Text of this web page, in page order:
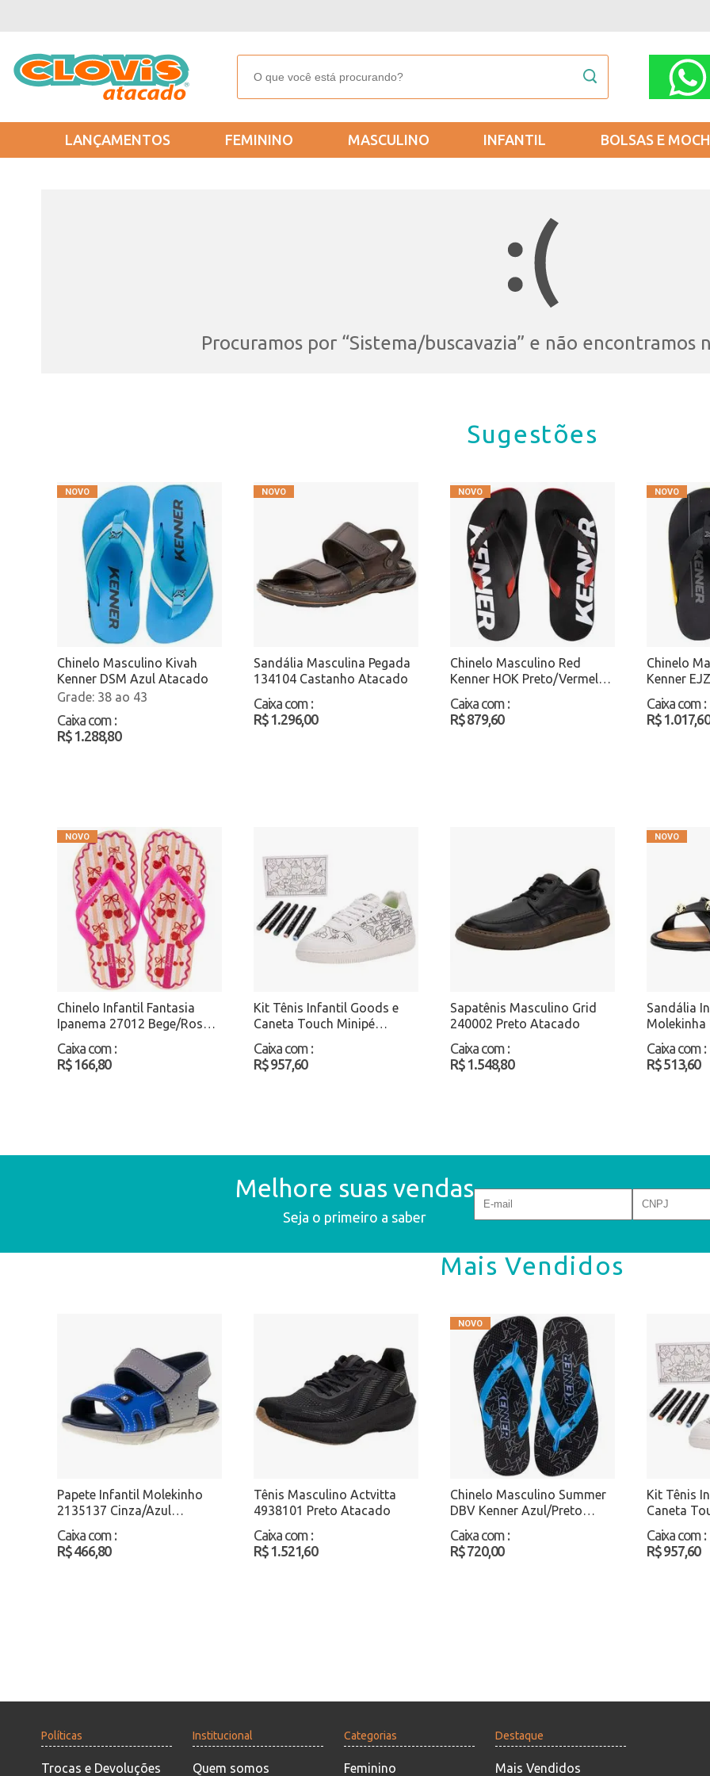
LANÇAMENTOS FEMININO MASCULINO INFANTIL BOLSAS E
Procuramos por “Sistema/buscavazia” e não encontramos
Sugestões
Chinelo Masculino Kivah
Kenner DSM Azul Atacado
38 ao 43
Caixa com :
R$ 1.288,80
Sandália Masculina Pegada
134104 Castanho Atacado
Caixa com :
R$ 1.296,00
Chinelo Masculino Red
Kenner HOK Preto/Vermelho
Atacado
Caixa com :
R$ 879,60
Chinelo
Kenner
Atacado
Caixa com :
R$ 1.017,60
Chinelo Infantil Fantasia
Ipanema 27012 Bege/Rosa
Atacado
Caixa com :
R$ 166,80
Kit Tênis Infantil Goods e
Caneta Touch Minipé
MP2549S Branco/Preto
Atacado
Caixa com :
R$ 957,60
Sapatênis Masculino Grid
240002 Preto Atacado
Caixa com :
R$ 1.548,80
Sandália
Molekinha
Atacado
Caixa com :
R$ 513,60
Melhore suas vendas
Seja o primeiro a saber
Mais Vendidos
Papete Infantil Molekinho
2135137 Cinza/Azul
Atacado
Caixa com :
R$ 466,80
Tênis Masculino Actvitta
4938101 Preto Atacado
Caixa com :
R$ 1.521,60
Chinelo Masculino Summer
DBV Kenner Azul/Preto
Atacado
Caixa com :
R$ 720,00
Kit Tênis
Caneta
Atacado
Caixa com :
R$ 957,60
Políticas
Trocas e Devoluções
Institucional
Quem somos
Categorias
Feminino
Destaque
Mais Vendidos